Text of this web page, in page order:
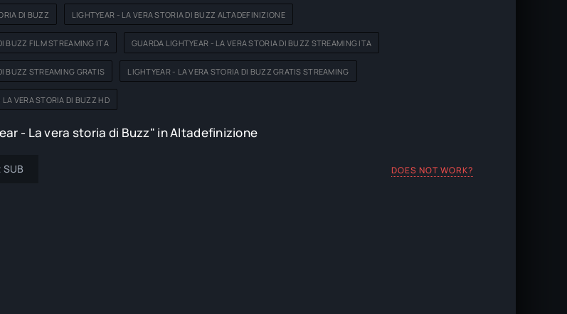
DI BUZZ LIGHTYEAR - LA VERA STORIA DI BUZZ ALTADEFINIZIONE
BUZZ FILM STREAMING ITA GUARDA LIGHTYEAR - LA VERA STORIA DI BUZZ STREAMING ITA
BUZZ STREAMING GRATIS LIGHTYEAR - LA VERA STORIA DI BUZZ GRATIS STREAMING
VERA STORIA DI BUZZ HD
- La vera storia di Buzz" in Altadefinizione
SUB DOES NOT WORK?